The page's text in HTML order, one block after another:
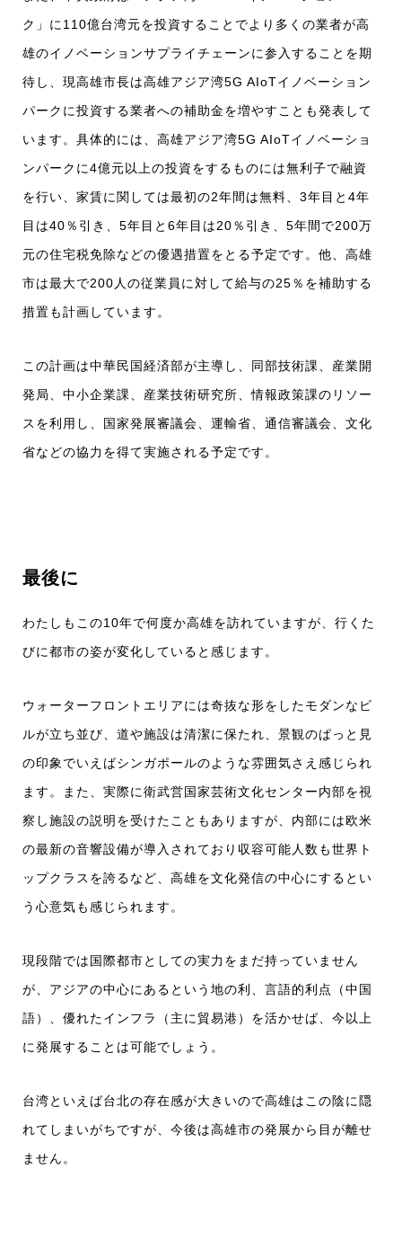
ク」に110億台湾元を投資することでより多くの業者が高
雄のイノベーションサプライチェーンに参入することを期
待し、現高雄市長は高雄アジア湾5G AIoTイノベーション
パークに投資する業者への補助金を増やすことも発表して
います。具体的には、高雄アジア湾5G AIoTイノベーショ
ンパークに4億元以上の投資をするものには無利子で融資
を行い、家賃に関しては最初の2年間は無料、3年目と4年
目は40％引き、5年目と6年目は20％引き、5年間で200万
元の住宅税免除などの優遇措置をとる予定です。他、高雄
市は最大で200人の従業員に対して給与の25％を補助する
措置も計画しています。
この計画は中華民国経済部が主導し、同部技術課、産業開
発局、中小企業課、産業技術研究所、情報政策課のリソー
スを利用し、国家発展審議会、運輸省、通信審議会、文化
省などの協力を得て実施される予定です。
最後に
わたしもこの10年で何度か高雄を訪れていますが、行くた
びに都市の姿が変化していると感じます。
ウォーターフロントエリアには奇抜な形をしたモダンなビ
ルが立ち並び、道や施設は清潔に保たれ、景観のぱっと見
の印象でいえばシンガポールのような雰囲気さえ感じられ
ます。また、実際に衛武営国家芸術文化センター内部を視
察し施設の説明を受けたこともありますが、内部には欧米
の最新の音響設備が導入されており収容可能人数も世界ト
ップクラスを誇るなど、高雄を文化発信の中心にするとい
う心意気も感じられます。
現段階では国際都市としての実力をまだ持っていません
が、アジアの中心にあるという地の利、言語的利点（中国
語）、優れたインフラ（主に貿易港）を活かせば、今以上
に発展することは可能でしょう。
台湾といえば台北の存在感が大きいので高雄はこの陰に隠
れてしまいがちですが、今後は高雄市の発展から目が離せ
ません。